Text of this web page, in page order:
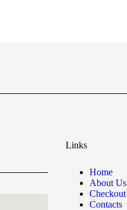
Links
Home
About Us
Checkout
Contacts